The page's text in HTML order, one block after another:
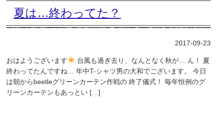
夏は…終わってた？
2017-09-23
おはようございます
台風も過ぎ去り、なんとなく秋が… ん！ 夏
終わってたんですね… 年中T-シャツ男の大和でございます。 今日
は朝からbeetleグリーンカーテン作戦の 終了儀式！ 毎年恒例のグ
リーンカーテンもあっとい […]